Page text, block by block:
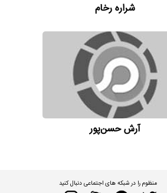
شراره رخام
آرش حسن‌پور
منظوم را در شبکه های اجتماعی دنبال کنید